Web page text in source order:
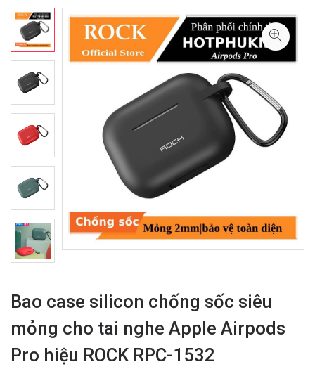
Bao case silicon chống sốc siêu
mỏng cho tai nghe Apple Airpods
Pro hiệu ROCK RPC-1532